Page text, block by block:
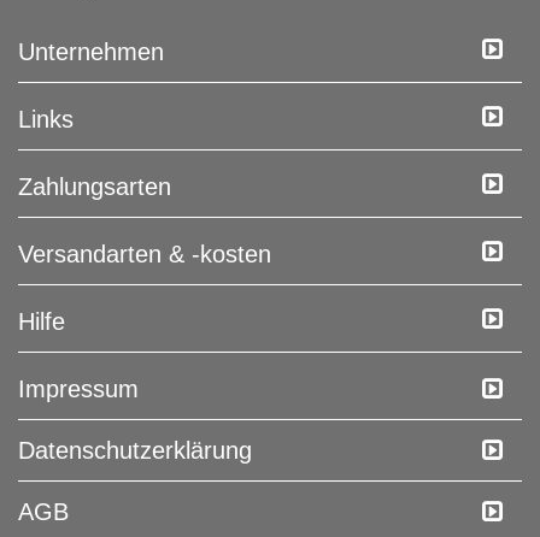
Unternehmen
Links
Zahlungsarten
Versandarten & -kosten
Hilfe
Impressum
Daten­schutz­erklärung
AGB